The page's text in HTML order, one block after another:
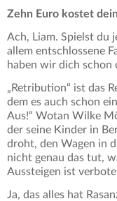
Zehn Euro kostet
Ach, Liam. Spielst du
allem entschlossene
haben wir dich schon
„Retribution“ ist das
dem es auch schon
Aus!“ Wotan Wilke
der seine Kinder in
droht, den Wagen in
nicht genau das tut,
Aussteigen ist
Ja, das alles hat